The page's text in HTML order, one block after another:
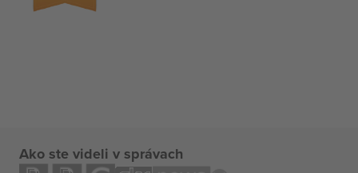
Ako ste videli v správach